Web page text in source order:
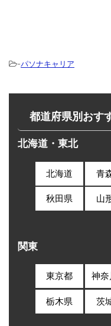
-パソナキャリア
都道府県別おす
北海道・東北
北海道 青
秋田県 山
関東
東京都 神
栃木県 茨